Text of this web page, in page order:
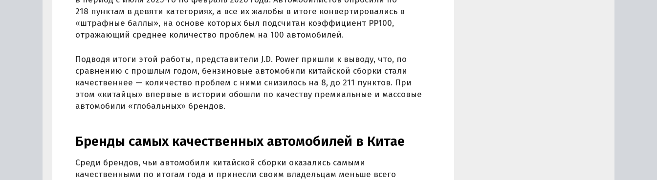
218 пунктам в девяти категориях, а все их жалобы в итоге конвертировались в
«штрафные баллы», на основе которых был подсчитан коэффициент PP100,
отражающий среднее количество проблем на 100 автомобилей.
Подводя итоги этой работы, представители J.D. Power пришли к выводу, что, по
сравнению с прошлым годом, бензиновые автомобили китайской сборки стали
качественнее — количество проблем с ними снизилось на 8, до 211 пунктов. При
этом «китайцы» впервые в истории обошли по качеству премиальные и массовые
автомобили «глобальных» брендов.
Бренды самых качественных автомобилей в Китае
Среди брендов, чьи автомобили китайской сборки оказались самыми
качественными по итогам года и принесли своим владельцам меньше всего